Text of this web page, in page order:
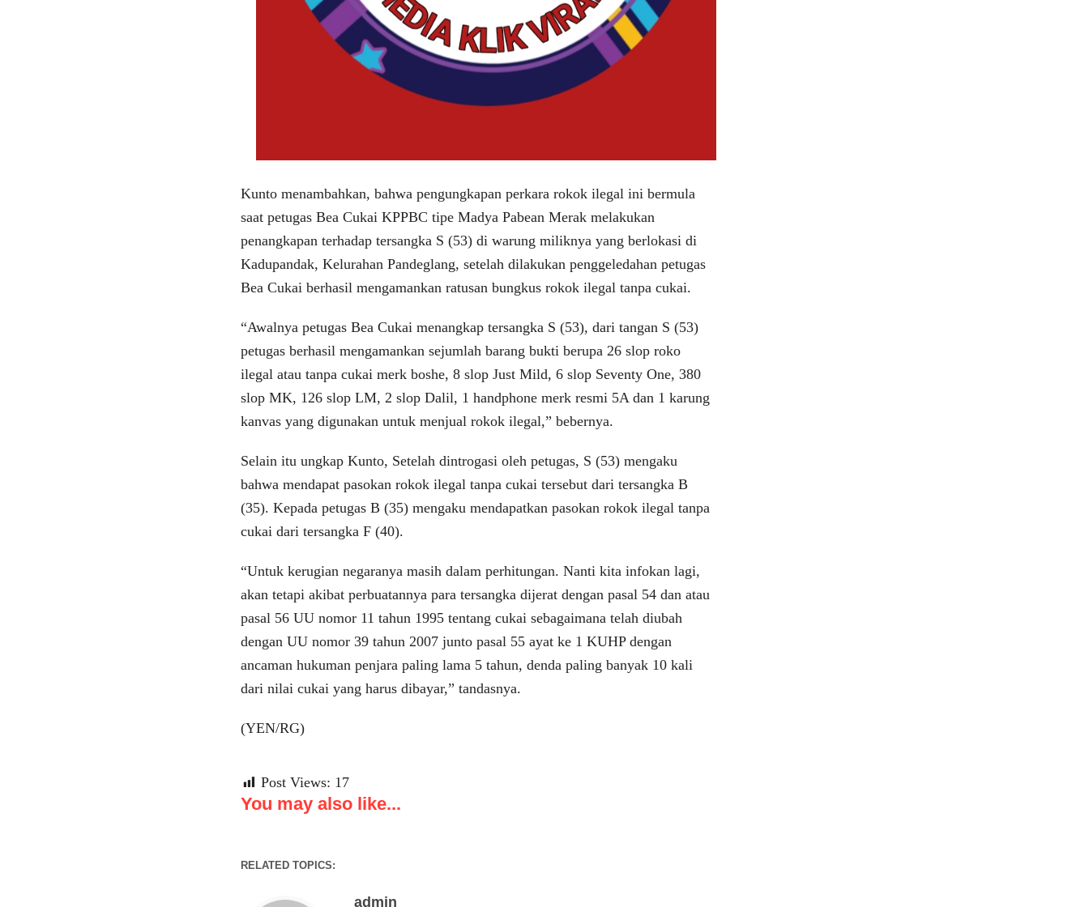
Kunto menambahkan, bahwa pengungkapan perkara rokok ilegal ini bermula
saat petugas Bea Cukai KPPBC tipe Madya Pabean Merak melakukan
penangkapan terhadap tersangka S (53) di warung miliknya yang berlokasi di
Kadupandak, Kelurahan Pandeglang, setelah dilakukan penggeledahan petugas
Bea Cukai berhasil mengamankan ratusan bungkus rokok ilegal tanpa cukai.
“Awalnya petugas Bea Cukai menangkap tersangka S (53), dari tangan S (53)
petugas berhasil mengamankan sejumlah barang bukti berupa 26 slop roko
ilegal atau tanpa cukai merk boshe, 8 slop Just Mild, 6 slop Seventy One, 380
slop MK, 126 slop LM, 2 slop Dalil, 1 handphone merk resmi 5A dan 1 karung
kanvas yang digunakan untuk menjual rokok ilegal,” bebernya.
Selain itu ungkap Kunto, Setelah dintrogasi oleh petugas, S (53) mengaku
bahwa mendapat pasokan rokok ilegal tanpa cukai tersebut dari tersangka B
(35). Kepada petugas B (35) mengaku mendapatkan pasokan rokok ilegal tanpa
cukai dari tersangka F (40).
“Untuk kerugian negaranya masih dalam perhitungan. Nanti kita infokan lagi,
akan tetapi akibat perbuatannya para tersangka dijerat dengan pasal 54 dan atau
pasal 56 UU nomor 11 tahun 1995 tentang cukai sebagaimana telah diubah
dengan UU nomor 39 tahun 2007 junto pasal 55 ayat ke 1 KUHP dengan
ancaman hukuman penjara paling lama 5 tahun, denda paling banyak 10 kali
dari nilai cukai yang harus dibayar,” tandasnya.
(YEN/RG)
Post Views: 17
You may also like...
RELATED TOPICS:
admin